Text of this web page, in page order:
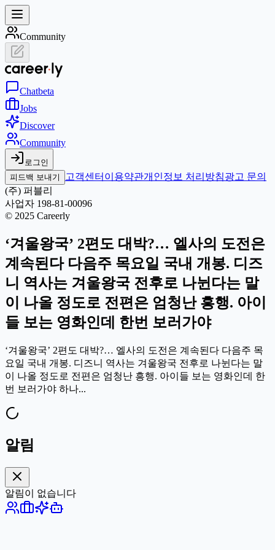
Community
Chatbeta
Jobs
Discover
Community
로그인
피드백 보내기
고객센터 이용약관개인정보 처리방침광고 문의
(주) 퍼블리
사업자 198-81-00096
© 2025 Careerly
‘겨울왕국’ 2편도 대박?… 엘사의 도전은
계속된다 다음주 목요일 국내 개봉. 디즈
니 역사는 겨울왕국 전후로 나뉜다는 말
이 나올 정도로 전편은 엄청난 흥행. 아이
들 보는 영화인데 한번 보러가야
‘겨울왕국’ 2편도 대박?… 엘사의 도전은 계속된다 다음주 목
요일 국내 개봉. 디즈니 역사는 겨울왕국 전후로 나뉜다는 말
이 나올 정도로 전편은 엄청난 흥행. 아이들 보는 영화인데 한
번 보러가야 하나...
알림
알림이 없습니다